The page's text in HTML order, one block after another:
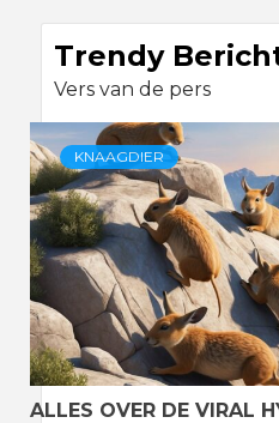
Trendy
Vers van de pers
KNAAGDIER
ALLES OVER DE VIRAL